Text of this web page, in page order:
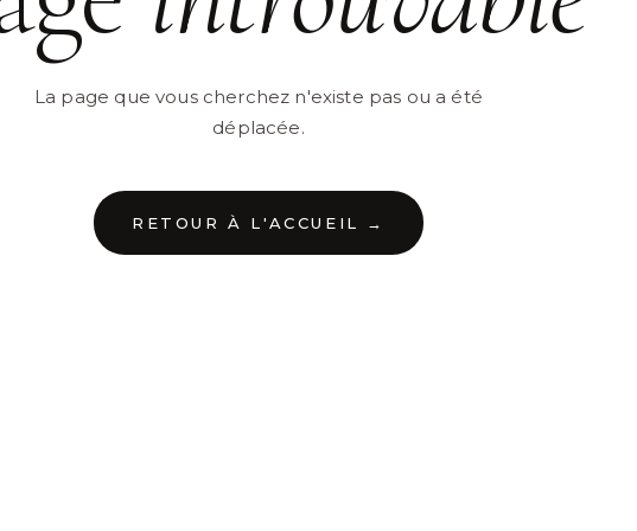
La page que vous cherchez n'existe pas ou a été
déplacée.
RETOUR À L'ACCUEIL →